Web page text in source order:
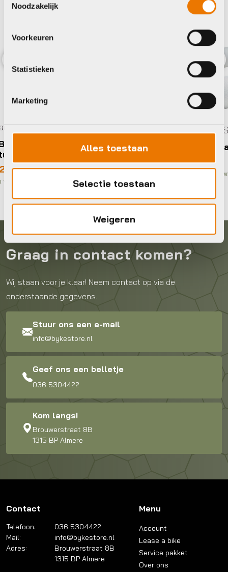
Noodzakelijk
Voorkeuren
Statistieken
Marketing
Alles toestaan
Selectie toestaan
Weigeren
Previous
2 Supacaz Suave – White + SL
€39,99
Graag in contact komen?
Wij staan voor je klaar! Neem contact op via de
onderstaande gegevens.
Stuur ons een e-mail
info@bykestore.nl
Geef ons een belletje
036 5304422
Kom langs!
Brouwerstraat 8B
1315 BP Almere
Contact
Telefoon:
036 5304422
Mail:
info@bykestore.nl
Adres:
Brouwerstraat 8B
1315 BP Almere
Menu
Account
Lease a bike
Service pakket
Over ons